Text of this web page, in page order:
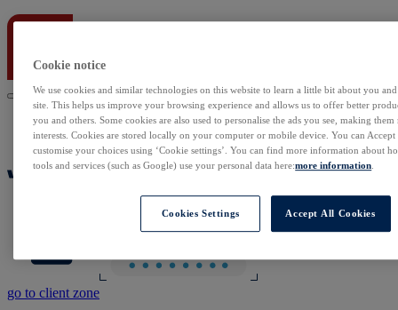
go to client zone
Cookie notice
We use cookies and similar technologies on this website to learn a little bit about you
site. This helps us improve your browsing experience and allows us to offer better
you and others. Some cookies are also used to personalise the ads you see, making
interests. Cookies are stored locally on your computer or mobile device. You can
customise your choices using ‘Cookie settings’. You can find more information about
tools and services (such as Google) use your personal data here:more information
Cookies Settings Accept All Cookies